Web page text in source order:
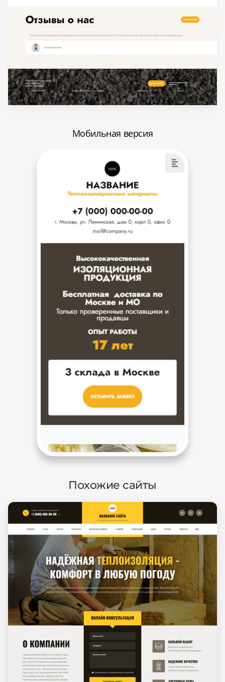
Мобильная версия
Похожие сайты